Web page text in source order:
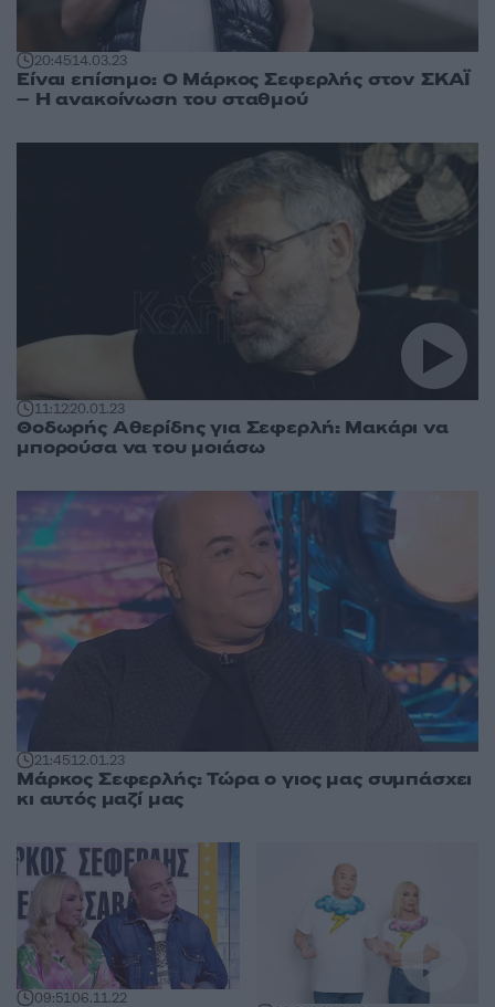
20:4514.03.23
Είναι επίσημο: Ο Μάρκος Σεφερλής στον ΣΚΑΪ
– Η ανακοίνωση του σταθμού
11:1220.01.23
Θοδωρής Αθερίδης για Σεφερλή: Μακάρι να
μπορούσα να του μοιάσω
21:4512.01.23
Μάρκος Σεφερλής: Τώρα ο γιος μας συμπάσχει
κι αυτός μαζί μας
09:5106.11.22